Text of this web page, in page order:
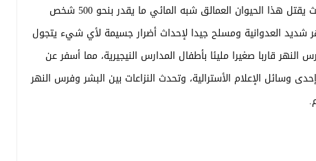
يعتبر فرس النهر من أخطر الثدييات البرية في العالم، حيث يقتل هذا الحيوان العمالق شبه المائي ما يقدر بنحو 500 شخص
شديد العدوانية ومسلح جيدا لإحداث أضرار جسيمة لأي شيء يتجول
سبيل المثال، في عام 2014، هاجم فرس النهر قاربا صغيرا مليئا بأطفال المدارس النيجيرية، مما أسفر عن
إحدى وسائل الإعلام الأسترالية، وتحدث النزاعات بين البشر وفرس النهر